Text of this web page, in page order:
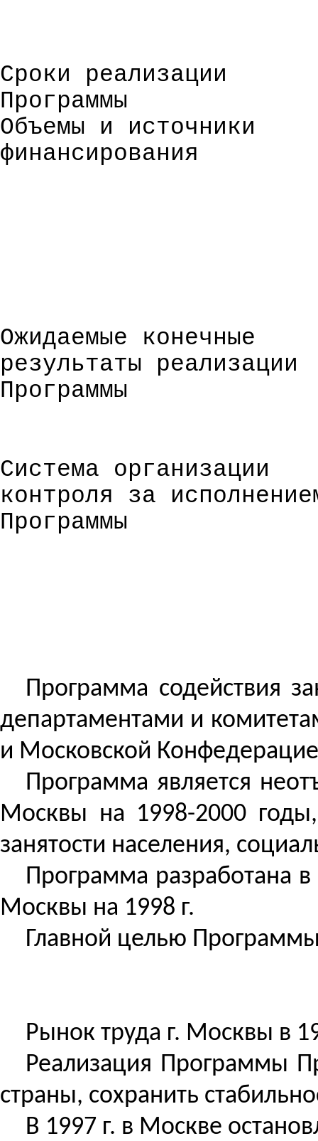
Сроки реализации
Программы
Объемы и источники
финансирования
Ожидаемые конечные
результаты реализации
Программы
Система организации
контроля за
Программы
Программа содействия
департаментами и
и Московской
Программа является
Москвы на 1998-2000
занятости населения,
Программа разработана
Москвы на 1998 г.
Главной целью Программы
Рынок труда г. Москвы в
Реализация Программы
страны, сохранить
В 1997 г. в Москве